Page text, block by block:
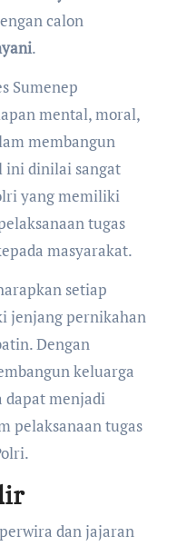
calon
.
Sumenep
mental, moral,
membangun
ini dinilai sangat
yang memiliki
tugas
masyarakat.
setiap
jenjang pernikahan
Dengan
keluarga
dapat menjadi
pelaksanaan tugas
dan jajaran